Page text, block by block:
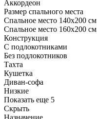
Аккордеон
Размер спального места
Спальное место 140х200 см
Спальное место 160х200 см
Конструкция
С подлокотниками
Без подлокотников
Тахта
Кушетка
Диван-софа
Низкие
Показать еще 5
Скрыть
Назначение